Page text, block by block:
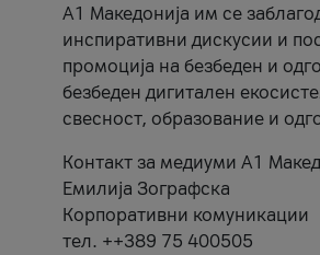
А1 Македонија им се
инспиративни дискусии и
промоција на безбеден и
безбеден дигитален
свесност, образование и
Контакт за медиуми А1
Емилија Зографска
Корпоративни комуникации
тел. ++389 75 400505